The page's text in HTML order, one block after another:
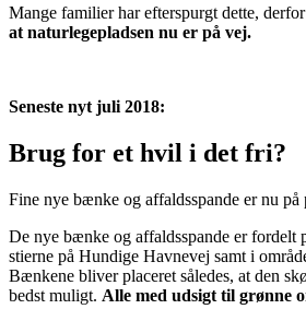
Mange familier har efterspurgt dette, derfor
at naturlegepladsen nu er på vej.
Seneste nyt juli 2018:
Brug for et hvil i det fri?
Fine nye bænke og affaldsspande er nu på
De nye bænke og affaldsspande er fordelt
stierne på Hundige Havnevej samt i
Bænkene bliver placeret således, at den
bedst muligt. Alle med udsigt til grønne